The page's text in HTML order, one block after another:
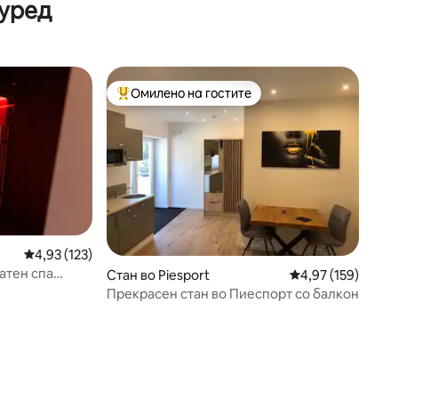
Просечна оцена: 4,93 од 5, 123 рецензии
4,93 (123)
спа
Меѓу најуспешните „Омилени на гостите“
Омилено на гостите
Стан во Piesport Просечна оцена:
4,97 (159)
Прекрасен стан во Пиеспорт со балкон